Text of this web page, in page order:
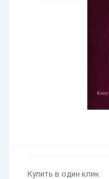
Купить в один клик